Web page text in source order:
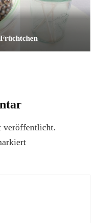
veröffentlicht.